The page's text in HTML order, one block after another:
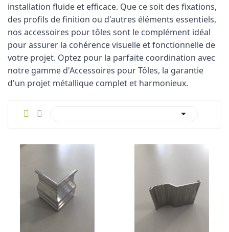
installation fluide et efficace. Que ce soit des fixations,
des profils de finition ou d'autres éléments essentiels,
nos accessoires pour tôles sont le complément idéal
pour assurer la cohérence visuelle et fonctionnelle de
votre projet. Optez pour la parfaite coordination avec
notre gamme d'Accessoires pour Tôles, la garantie
d'un projet métallique complet et harmonieux.
